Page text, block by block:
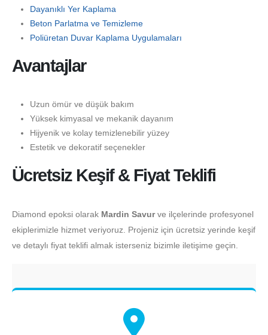
Dayanıklı Yer Kaplama
Beton Parlatma ve Temizleme
Poliüretan Duvar Kaplama Uygulamaları
Avantajlar
Uzun ömür ve düşük bakım
Yüksek kimyasal ve mekanik dayanım
Hijyenik ve kolay temizlenebilir yüzey
Estetik ve dekoratif seçenekler
Ücretsiz Keşif & Fiyat Teklifi
Diamond epoksi olarak Mardin Savurve ilçelerinde profesyonel
ekiplerimizle hizmet veriyoruz. Projeniz için ücretsiz yerinde keşif
ve detaylı fiyat teklifi almak isterseniz bizimle iletişime geçin.